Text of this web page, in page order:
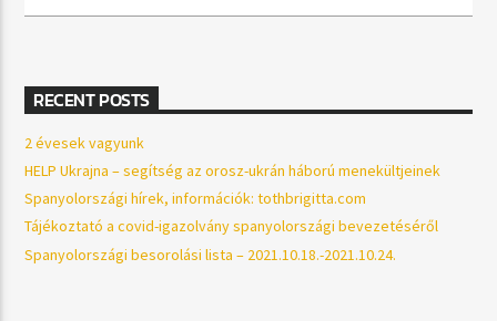
RECENT POSTS
2 évesek vagyunk
HELP Ukrajna – segítség az orosz-ukrán háború menekültjeinek
Spanyolországi hírek, információk: tothbrigitta.com
Tájékoztató a covid-igazolvány spanyolországi bevezetéséről
Spanyolországi besorolási lista – 2021.10.18.-2021.10.24.